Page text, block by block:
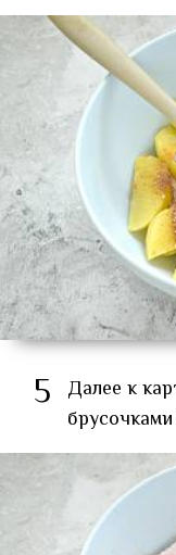
5
Далее к